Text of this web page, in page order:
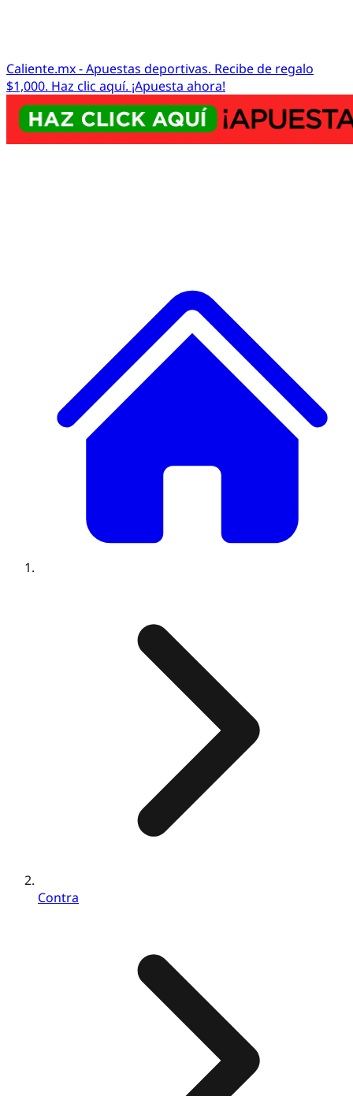
Caliente.mx - Apuestas deportivas. Recibe de regalo
$1,000. Haz clic aquí. ¡Apuesta ahora!
Contra